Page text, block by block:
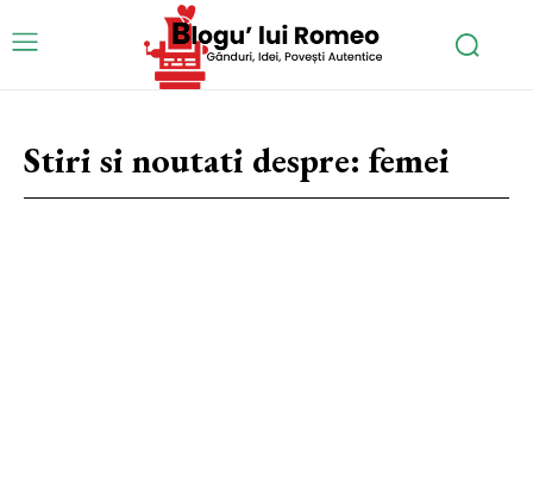
Stiri si noutati despre: femei